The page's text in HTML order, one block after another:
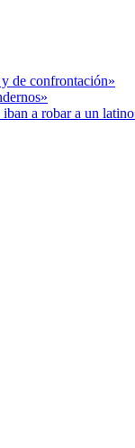
de confrontación»
a robar a un